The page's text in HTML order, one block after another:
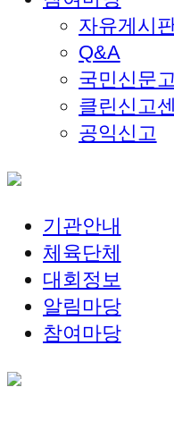
자유게시
Q&A
국민신문
클린신고
공익신고
기관안내
체육단체
대회정보
알림마당
참여마당